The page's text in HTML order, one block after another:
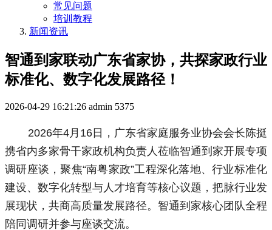
常见问题
培训教程
新闻资讯
智通到家联动广东省家协，共探家政行业
标准化、数字化发展路径！
2026-04-29 16:21:26 admin 5375
2026年4月16日，广东省家庭服务业协会会长陈挺
携省内多家骨干家政机构负责人莅临智通到家开展专项
调研座谈，聚焦“南粤家政”工程深化落地、行业标准化
建设、数字化转型与人才培育等核心议题，把脉行业发
展现状，共商高质量发展路径。智通到家核心团队全程
陪同调研并参与座谈交流。